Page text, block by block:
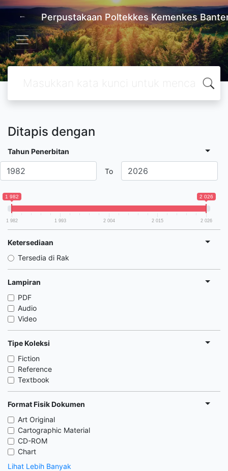
Perpustakaan Poltekkes Kemenkes
Ditapis dengan
Tahun Penerbitan
To
1 982 2 026
1 982 1 993 2 004 2 015 2 026
Ketersediaan
Tersedia di Rak
Lampiran
PDF
Audio
Video
Tipe Koleksi
Fiction
Reference
Textbook
Format Fisik Dokumen
Art Original
Cartographic Material
CD-ROM
Chart
Lihat Lebih Banyak